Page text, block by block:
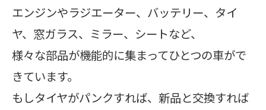
エンジンやラジエーター、バッテリー、タイ
ヤ、窓ガラス、ミラー、シートなど、
様々な部品が機能的に集まってひとつの車がで
きています。
もしタイヤがパンクすれば、新品と交換すれば